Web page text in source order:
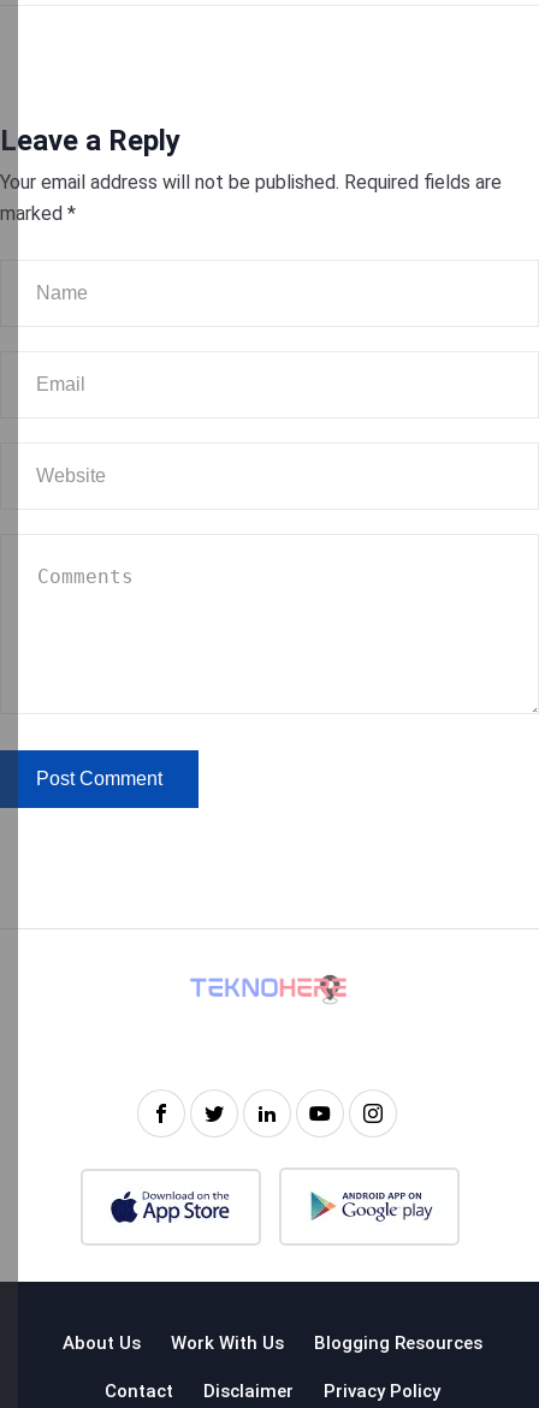
Leave a Reply
Your email address will not be published. Required fields are
marked *
About Us Work With Us Blogging Resources
Contact Disclaimer Privacy Policy